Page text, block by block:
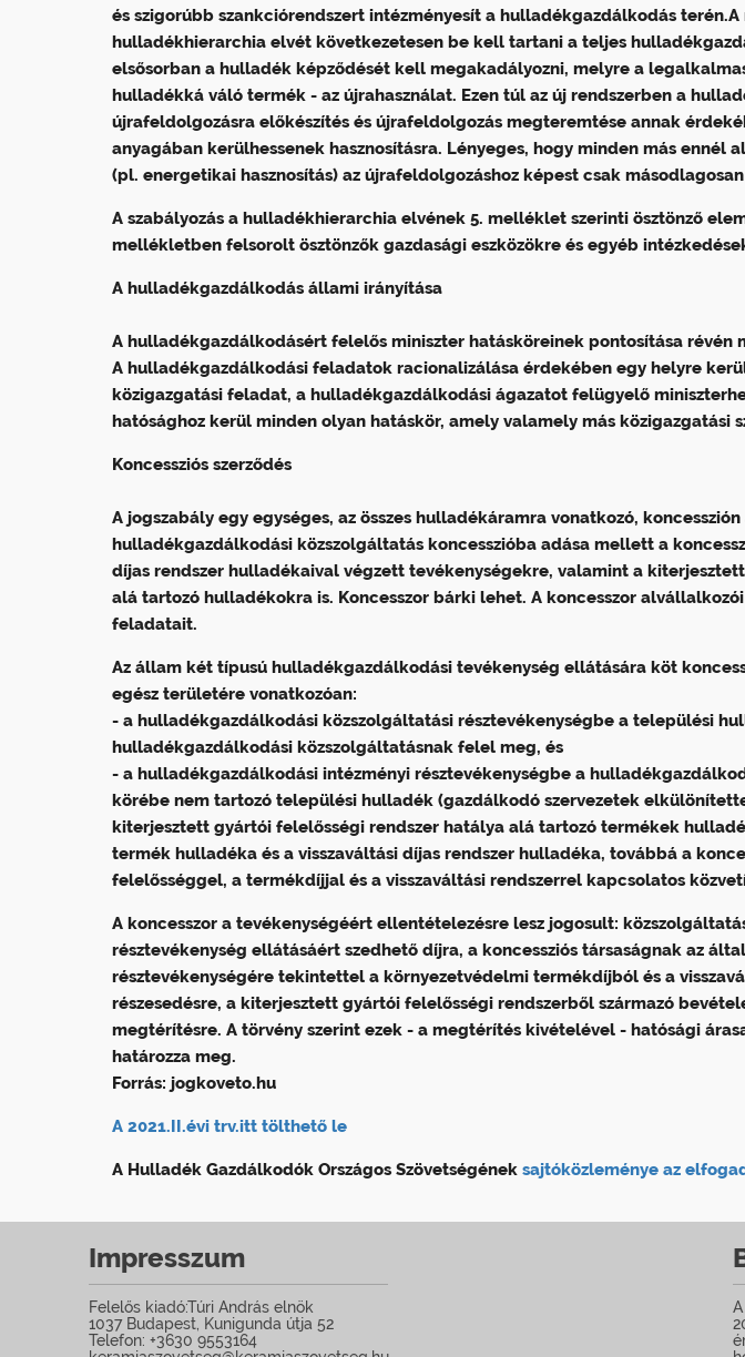
és szigorúbb szankciórendszert intézményesít a hulladékgazdálkodás
hulladékhierarchia elvét következetesen be kell tartani a teljes
elsősorban a hulladék képződését kell megakadályozni, melyre a
hulladékká váló termék - az újrahasználat. Ezen túl az új rendszerben a
újrafeldolgozásra előkészítés és újrafeldolgozás megteremtése annak
anyagában kerülhessenek hasznosításra. Lényeges, hogy minden más ennél
(pl. energetikai hasznosítás) az újrafeldolgozáshoz képest csak
A szabályozás a hulladékhierarchia elvének 5. melléklet szerinti ösztönző
mellékletben felsorolt ösztönzők gazdasági eszközökre és egyéb
A hulladékgazdálkodás állami irányítása
A hulladékgazdálkodásért felelős miniszter hatásköreinek pontosítása révén
A hulladékgazdálkodási feladatok racionalizálása érdekében egy helyre
közigazgatási feladat, a hulladékgazdálkodási ágazatot felügyelő
hatósághoz kerül minden olyan hatáskör, amely valamely más közigazgatási
Koncessziós szerződés
A jogszabály egy egységes, az összes hulladékáramra vonatkozó,
hulladékgazdálkodási közszolgáltatás koncesszióba adása mellett a
díjas rendszer hulladékaival végzett tevékenységekre, valamint a
alá tartozó hulladékokra is. Koncesszor bárki lehet. A koncesszor
feladatait.
Az állam két típusú hulladékgazdálkodási tevékenység ellátására köt
egész területére vonatkozóan:
- a hulladékgazdálkodási közszolgáltatási résztevékenységbe a települési
hulladékgazdálkodási közszolgáltatásnak felel meg, és
- a hulladékgazdálkodási intézményi résztevékenységbe a
körébe nem tartozó települési hulladék (gazdálkodó szervezetek
kiterjesztett gyártói felelősségi rendszer hatálya alá tartozó termékek
termék hulladéka és a visszaváltási díjas rendszer hulladéka, továbbá a
felelősséggel, a termékdíjjal és a visszaváltási rendszerrel kapcsolatos
A koncesszor a tevékenységéért ellentételezésre lesz jogosult:
résztevékenység ellátásáért szedhető díjra, a koncessziós társaságnak az
résztevékenységére tekintettel a környezetvédelmi termékdíjból és a
részesedésre, a kiterjesztett gyártói felelősségi rendszerből származó
megtérítésre. A törvény szerint ezek - a megtérítés kivételével - hatósági
határozza meg.
Forrás: jogkoveto.hu
A 2021.II.évi trv.itt tölthető le
A Hulladék Gazdálkodók Országos Szövetségének sajtóközleménye az
Impresszum
Felelős kiadó:Túri András elnök
1037 Budapest, Kunigunda útja 52
Telefon: +3630 9553164